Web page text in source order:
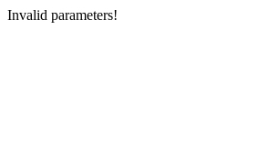
Invalid parameters!